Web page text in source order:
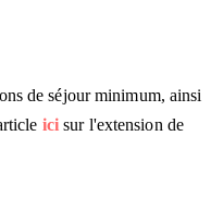
de séjour minimum, ainsi
ici sur l'extension de